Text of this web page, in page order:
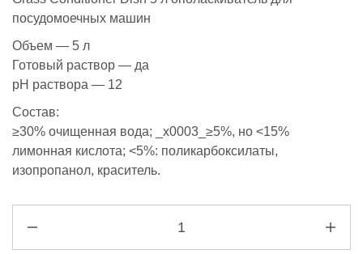
посудомоечных машин
Объем — 5 л
Готовый раствор — да
pH раствора — 12
Состав:
≥30% очищенная вода; _x0003_≥5%, но <15%
лимонная кислота; <5%: поликарбоксилаты,
изопропанол, краситель.